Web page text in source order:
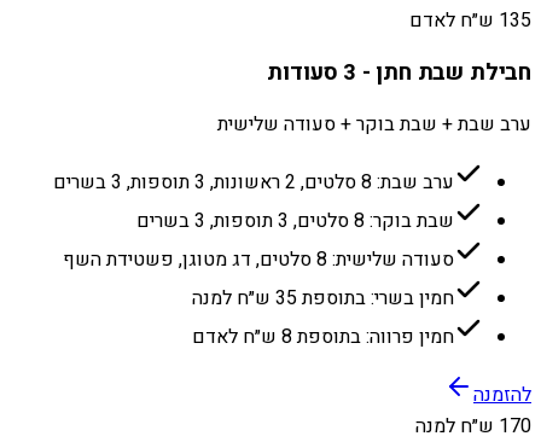
135 ש״ח לאדם
חבילת שבת חתן - 3 סעודות
ערב שבת + שבת בוקר + סעודה שלישית
ערב שבת: 8 סלטים, 2 ראשונות, 3 תוספות, 3 בשרים
שבת בוקר: 8 סלטים, 3 תוספות, 3 בשרים
סעודה שלישית: 8 סלטים, דג מטוגן, פשטידת השף
חמין בשרי: בתוספת 35 ש״ח למנה
חמין פרווה: בתוספת 8 ש״ח לאדם
להזמנה
170 ש״ח למנה